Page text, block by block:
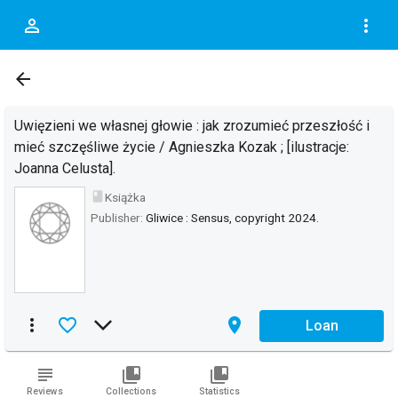
person_outline more_vert
arrow_back
Uwięzieni we własnej głowie : jak zrozumieć przeszłość i
mieć szczęśliwe życie / Agnieszka Kozak ; [ilustracje:
Joanna Celusta].
book Książka
Publisher: Gliwice : Sensus, copyright 2024.
more_vert favorite_border arrow_forward_ios place Loan
subject
Reviews
collections_bookmark
Collections
collections_bookmark
Statistics